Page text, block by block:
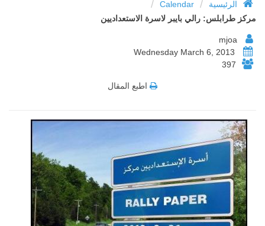
الرئيسية /
Calendar
/
مركز طرابلس: رالي بايبر لاسرة الاستعداديين
397
اطبع المقال